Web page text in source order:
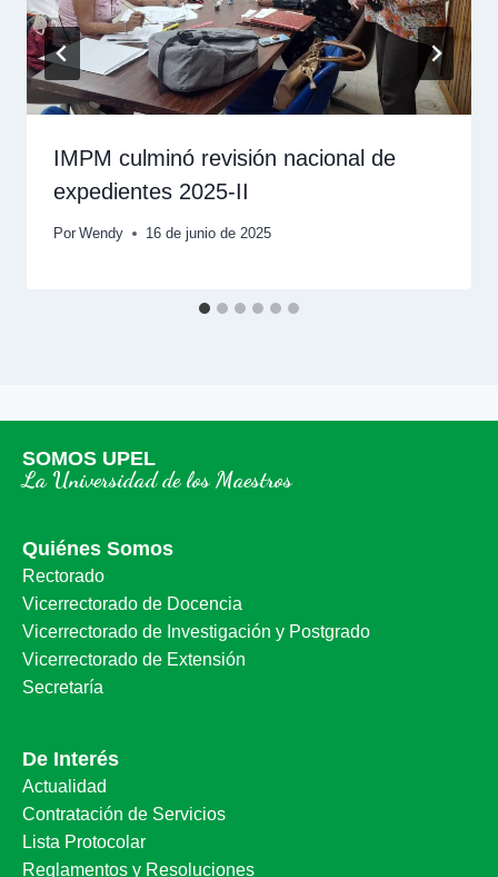
IMPM culminó revisión nacional de
expedientes 2025-II
Por Wendy 16 de junio de 2025
SOMOS UPEL
La Universidad de los Maestros
Quiénes Somos
Rectorado
Vicerrectorado de Docencia
Vicerrectorado de Investigación y Postgrado
Vicerrectorado de Extensión
Secretaría
De Interés
Actualidad
Contratación de Servicios
Lista Protocolar
Reglamentos y Resoluciones